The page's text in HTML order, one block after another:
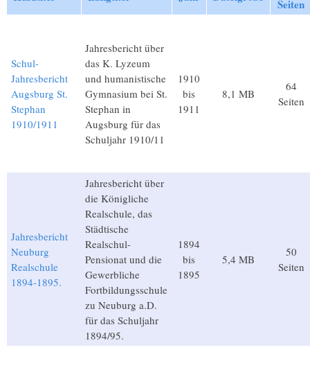
Seiten
Schul-
Jahresbericht
Augsburg St.
Stephan
1910/1911
Jahresbericht über
das K. Lyzeum
und humanistische
Gymnasium bei St.
Stephan in
Augsburg für das
Schuljahr 1910/11
1910
bis
1911
8,1 MB
64
Seiten
Jahresbericht
Neuburg
Realschule
1894-1895.
Jahresbericht über
die Königliche
Realschule, das
Städtische
Realschul-
Pensionat und die
Gewerbliche
Fortbildungsschule
zu Neuburg a.D.
für das Schuljahr
1894/95.
1894
bis
1895
5,4 MB
50
Seiten